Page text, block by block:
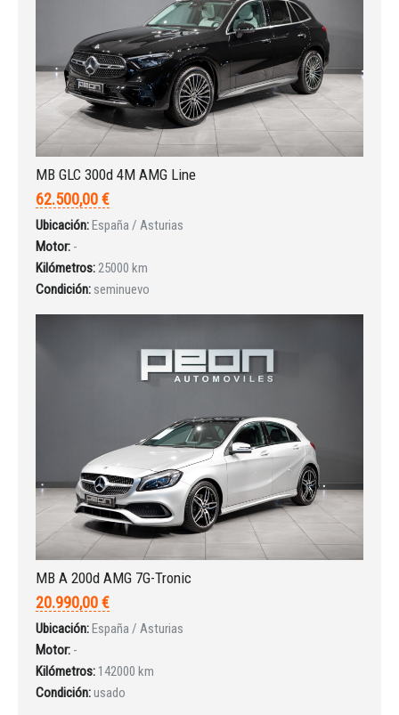
INICIAR SESIÓN
¿Ha olvidado la contraseña?
MB GLC 300d 4M AMG Line
62.500,00 €
Ubicación:España / Asturias
Motor: -
Kilómetros:25000 km
Condición: seminuevo
MB A 200d AMG 7G-Tronic
20.990,00 €
Ubicación:España / Asturias
Motor: -
Kilómetros: 142000 km
Condición:usado